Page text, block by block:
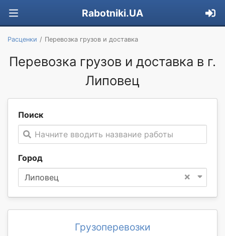
Rabotniki.UA
Расценки Перевозка грузов и доставка
Перевозка грузов и доставка в г.
Липовец
Поиск
Начните вводить название работы
Город
×
Липовец
Грузоперевозки